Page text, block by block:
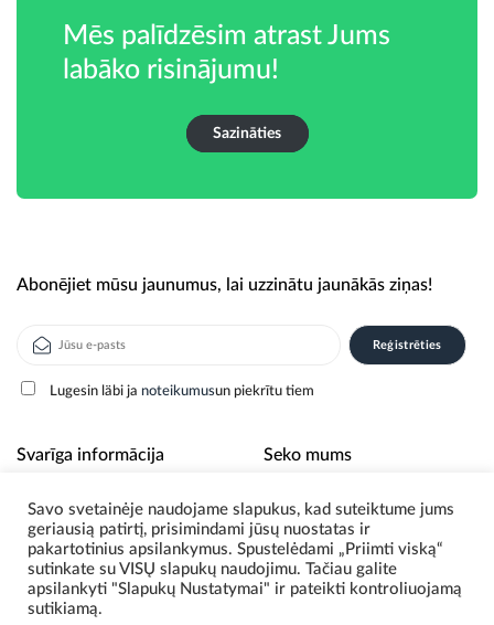
Mēs palīdzēsim atrast Jums
labāko risinājumu!
Sazināties
Abonējiet mūsu jaunumus, lai uzzinātu jaunākās ziņas!
Lugesin läbi ja noteikumusun piekrītu tiem
Svarīga informācija
Par mums
Privātuma politika
Seko mums
Savo svetainėje naudojame slapukus, kad suteiktume jums
geriausią patirtį, prisimindami jūsų nuostatas ir
pakartotinius apsilankymus. Spustelėdami „Priimti viską“
sutinkate su VISŲ slapukų naudojimu. Tačiau galite
apsilankyti "Slapukų Nustatymai" ir pateikti kontroliuojamą
sutikiamą.